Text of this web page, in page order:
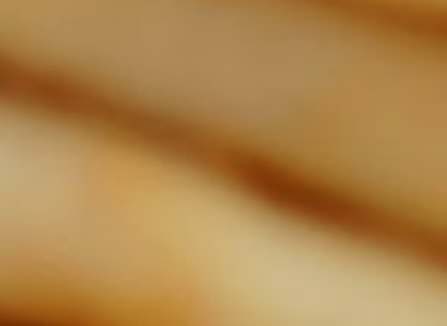
Luštěninová kaše s
nezklame. Zejména
osmažená cibulka dodá
pokrmu výtečnou chuť!
Porci uvaříte za
37231 45 minut